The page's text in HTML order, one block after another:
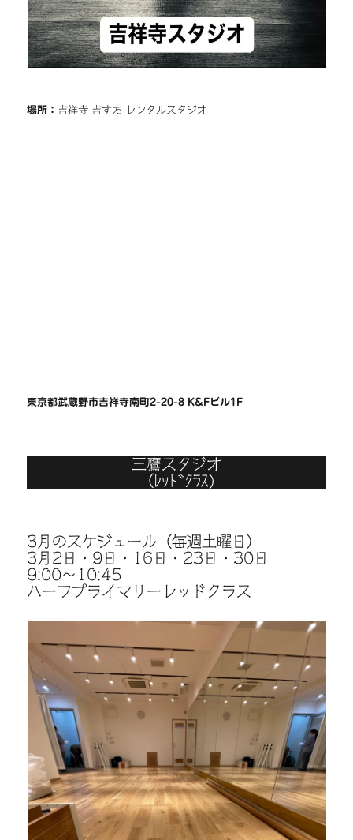
場所：吉祥寺 吉すた レンタルスタジオ
東京都武蔵野市吉祥寺南町2-20-8 K&Fビル1F
三鷹スタジオ
（ﾚｯﾄﾞｸﾗｽ)
3月のスケジュール（毎週土曜日）
3月2日・9日・16日・23日・30日
9:00〜10:45
ハーフプライマリーレッドクラス